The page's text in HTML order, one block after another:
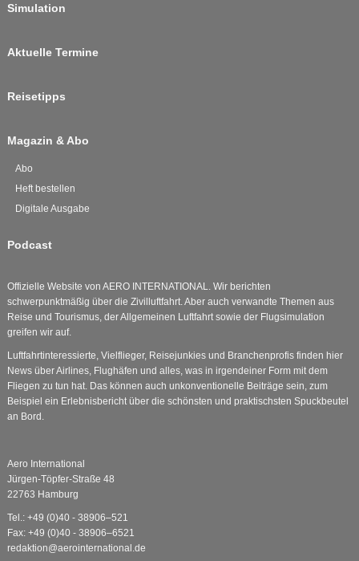
Simulation
Aktuelle Termine
Reisetipps
Magazin & Abo
Abo
Heft bestellen
Digitale Ausgabe
Podcast
Offizielle Website von AERO INTERNATIONAL. Wir berichten
schwerpunktmäßig über die Zivilluftfahrt. Aber auch verwandte Themen aus
Reise und Tourismus, der Allgemeinen Luftfahrt sowie der Flugsimulation
greifen wir auf.
Luftfahrtinteressierte, Vielflieger, Reisejunkies und Branchenprofis finden hier
News über Airlines, Flughäfen und alles, was in irgendeiner Form mit dem
Fliegen zu tun hat. Das können auch unkonventionelle Beiträge sein, zum
Beispiel ein Erlebnisbericht über die schönsten und praktischsten Spuckbeutel
an Bord.
Aero International
Jürgen-Töpfer-Straße 48
22763 Hamburg
Tel.: +49 (0)40 - 38906–521
Fax: +49 (0)40 - 38906–6521
redaktion@aerointernational.de